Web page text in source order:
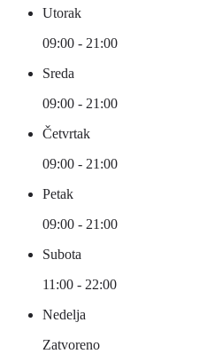
Utorak
09:00 - 21:00
Sreda
09:00 - 21:00
Četvrtak
09:00 - 21:00
Petak
09:00 - 21:00
Subota
11:00 - 22:00
Nedelja
Zatvoreno